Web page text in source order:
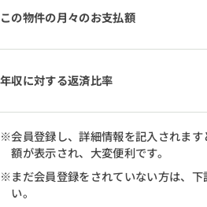
この物件の月々のお支払額
年収に対する返済比率
※会員登録し、詳細情報を記入されま
額が表示され、大変便利です。
※まだ会員登録をされていない方は、
い。